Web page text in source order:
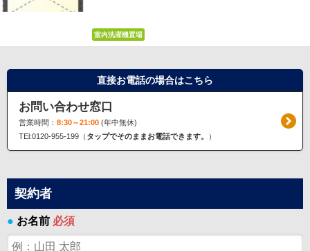
室内洗濯機置場
直接お電話の場合はこちら
お問い合わせ窓口
営業時間： 8:30～21:00(年中無休)
TEl:0120-955-199（ タップでそのままお電話できます。 ）
契約者
● お名前 必須